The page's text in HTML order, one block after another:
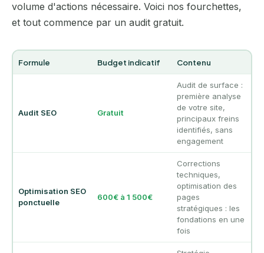
volume d'actions nécessaire. Voici nos fourchettes,
et tout commence par un audit gratuit.
Formule Budget indicatif Contenu
Audit SEO Gratuit
Audit de surface :
première analyse
de votre site,
principaux freins
identifiés, sans
engagement
Optimisation SEO
ponctuelle
600€ à 1 500€
Corrections
techniques,
optimisation des
pages
stratégiques : les
fondations en une
fois